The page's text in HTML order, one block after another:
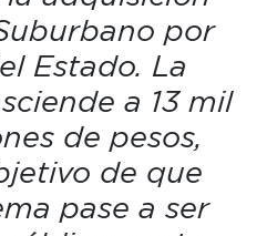
por
Estado. La
a 13 mil
de pesos,
de que
pase a ser